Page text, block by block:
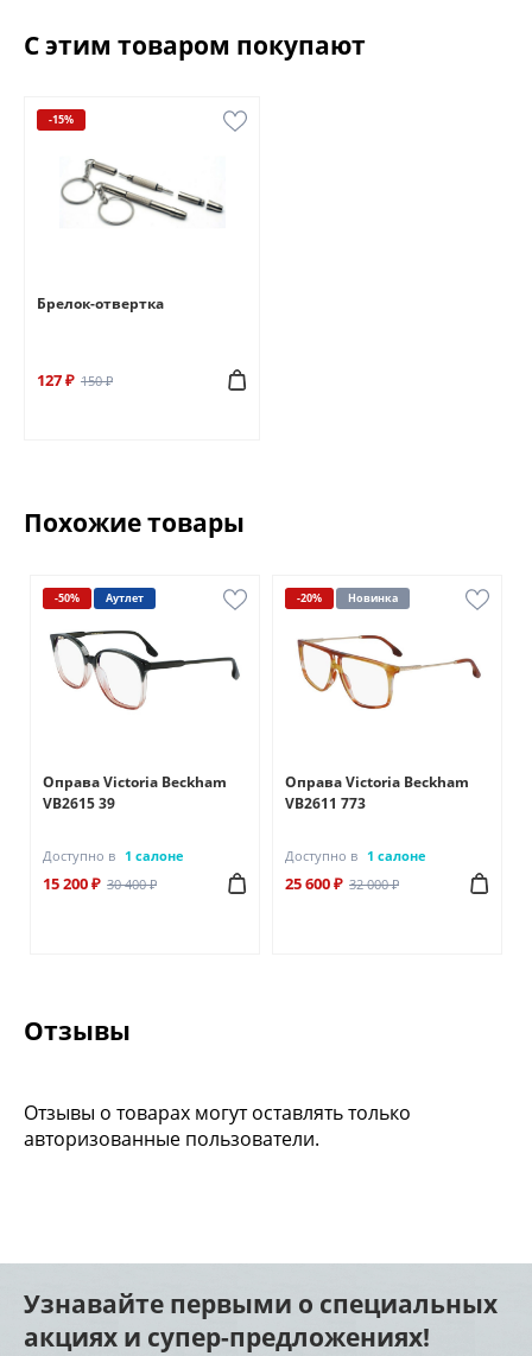
С этим товаром покупают
-15%
Брелок-отвертка
127 ₽ 150 ₽
Похожие товары
-50% Аутлет
Оправа Victoria Beckham
VB2615 39
Доступно в 1 салоне
15 200 ₽ 30 400 ₽
-20% Новинка
Оправа Victoria Beckham
VB2611 773
Доступно в 1 салоне
25 600 ₽ 32 000 ₽
Отзывы
Отзывы о товарах могут оставлять только
авторизованные пользователи.
Узнавайте первыми о специальных
акциях и супер-предложениях!